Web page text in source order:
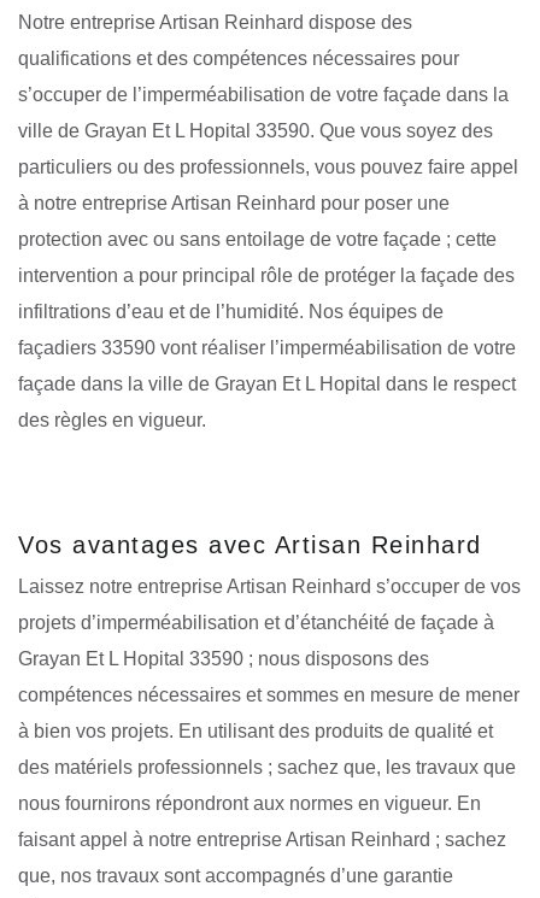
Notre entreprise Artisan Reinhard dispose des
qualifications et des compétences nécessaires pour
s’occuper de l’imperméabilisation de votre façade dans la
ville de Grayan Et L Hopital 33590. Que vous soyez des
particuliers ou des professionnels, vous pouvez faire appel
à notre entreprise Artisan Reinhard pour poser une
protection avec ou sans entoilage de votre façade ; cette
intervention a pour principal rôle de protéger la façade des
infiltrations d’eau et de l’humidité. Nos équipes de
façadiers 33590 vont réaliser l’imperméabilisation de votre
façade dans la ville de Grayan Et L Hopital dans le respect
des règles en vigueur.
Vos avantages avec Artisan Reinhard
Laissez notre entreprise Artisan Reinhard s’occuper de vos
projets d’imperméabilisation et d’étanchéité de façade à
Grayan Et L Hopital 33590 ; nous disposons des
compétences nécessaires et sommes en mesure de mener
à bien vos projets. En utilisant des produits de qualité et
des matériels professionnels ; sachez que, les travaux que
nous fournirons répondront aux normes en vigueur. En
faisant appel à notre entreprise Artisan Reinhard ; sachez
que, nos travaux sont accompagnés d’une garantie